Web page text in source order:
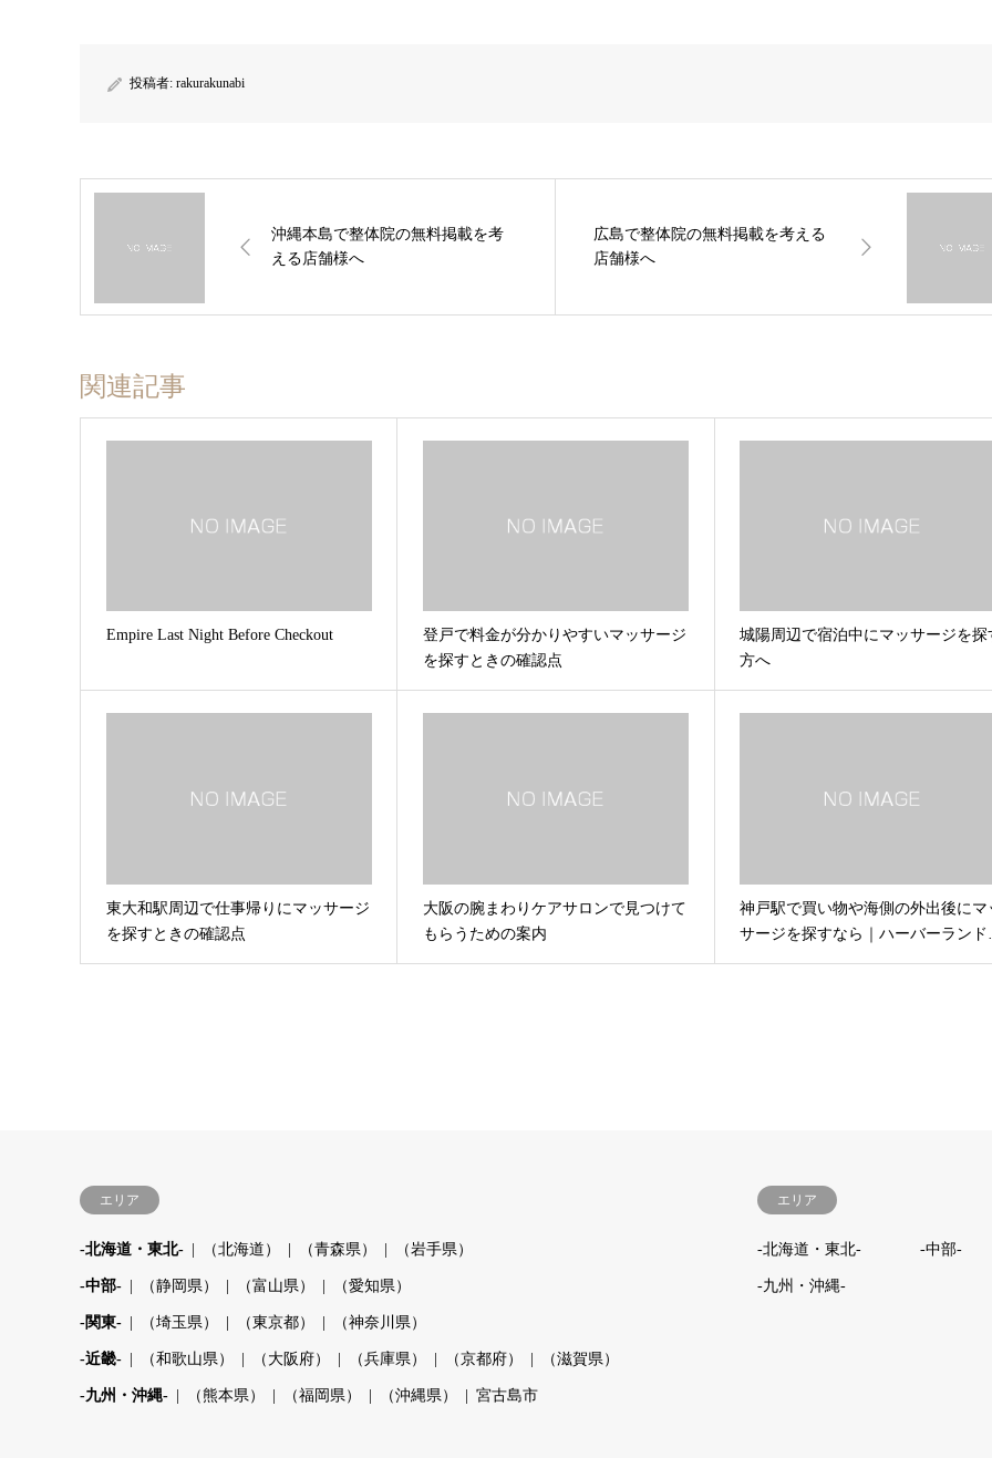
投稿者: rakurakunabi
沖縄本島で整体院の無料掲載を考
える店舗様へ
広島で整体院の無料掲載を考える
店舗様へ
関連記事
Empire Last Night Before Checkout
登戸で料金が分かりやすいマッサージ
を探すときの確認点
城陽周辺で宿泊中にマッサージを探
方へ
東大和駅周辺で仕事帰りにマッサージ
を探すときの確認点
大阪の腕まわりケアサロンで見つけて
もらうための案内
神戸駅で買い物や海側の外出後にマ
サージを探すなら｜ハーバーランド
エリア
-北海道・東北- （北海道） （青森県） （岩手県）
-中部- （静岡県） （富山県） （愛知県）
-関東- （埼玉県） （東京都） （神奈川県）
-近畿- （和歌山県） （大阪府） （兵庫県） （京都府） （滋賀県）
-九州・沖縄- （熊本県） （福岡県） （沖縄県） 宮古島市
エリア
-北海道・東北- -中部-
-九州・沖縄-